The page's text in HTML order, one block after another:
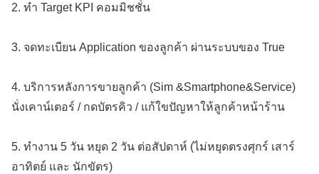
2. ทำ Target KPI คอมมิชชั่น
3. จดทะเบียน Application ของลูกค้า ผ่านระบบของ True
4. บริการหลังการขายลูกค้า (Sim &Smartphone&Service)
นั่งเคาน์เตอร์ / กดบัตรคิว / แก้ใขปัญหาให้ลูกค้าหน้าร้าน
5. ทำงาน 5 วัน หยุด 2 วัน ต่อสัปดาห์ (ไม่หยุดตรงศุกร์ เสาร์
อาทิตย์ และ นักขัตร)